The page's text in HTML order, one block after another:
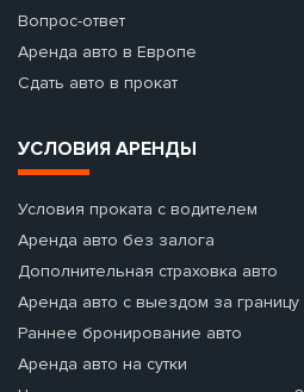
Вопрос-ответ
Аренда авто в Европе
Сдать авто в прокат
УСЛОВИЯ АРЕНДЫ
Условия проката с водителем
Аренда авто без залога
Дополнительная страховка авто
Аренда авто с выездом за границу
Раннее бронирование авто
Аренда авто на сутки